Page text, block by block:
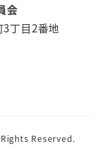
会
丁目2番地
Reserved.